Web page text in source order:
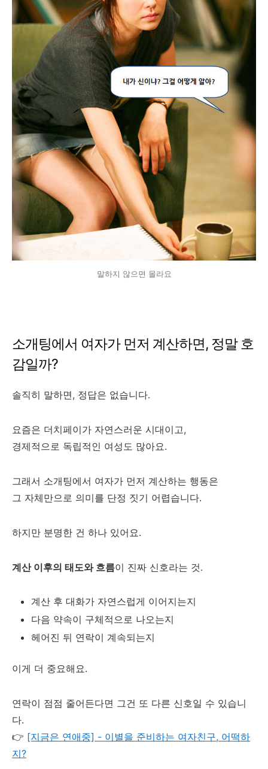
말하지 않으면 몰라요
소개팅에서 여자가 먼저 계산하면, 정말 호
감일까?
솔직히 말하면, 정답은 없습니다.
요즘은 더치페이가 자연스러운 시대이고,
경제적으로 독립적인 여성도 많아요.
그래서 소개팅에서 여자가 먼저 계산하는 행동은
그 자체만으로 의미를 단정 짓기 어렵습니다.
하지만 분명한 건 하나 있어요.
계산 이후의 태도와 흐름이 진짜 신호라는 것.
계산 후 대화가 자연스럽게 이어지는지
다음 약속이 구체적으로 나오는지
헤어진 뒤 연락이 계속되는지
이게 더 중요해요.
연락이 점점 줄어든다면 그건 또 다른 신호일 수 있습니
다.
👉 [지금은 연애중] - 이별을 준비하는 여자친구, 어떡하
지?